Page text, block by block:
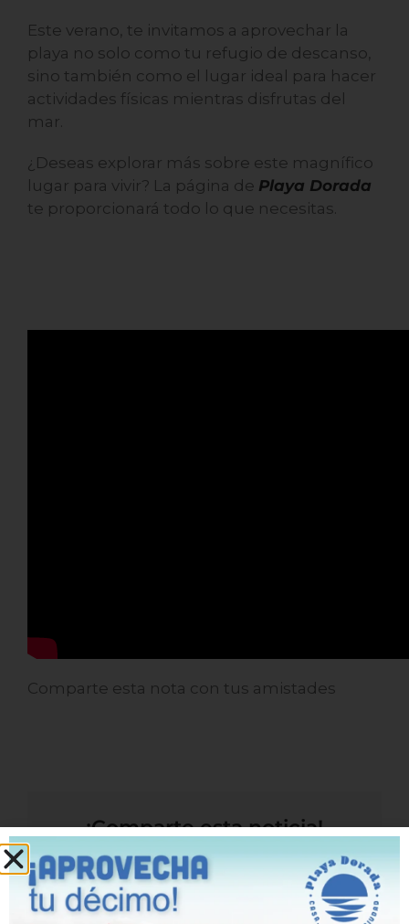
Este verano, te invitamos a aprovechar la
playa no solo como tu refugio de descanso,
sino también como el lugar ideal para hacer
actividades físicas mientras disfrutas del
mar.
¿Deseas explorar más sobre este magnífico
lugar para vivir? La página de Playa Dorada
te proporcionará todo lo que necesitas.
Comparte esta nota con tus amistades
¡Comparte esta noticia!